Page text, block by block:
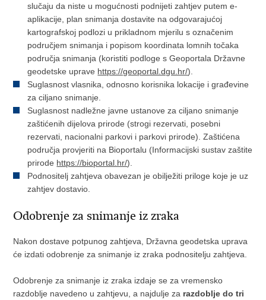
slučaju da niste u mogućnosti podnijeti zahtjev putem e-
aplikacije, plan snimanja dostavite na odgovarajućoj
kartografskoj podlozi u prikladnom mjerilu s označenim
područjem snimanja i popisom koordinata lomnih točaka
područja snimanja (koristiti podloge s Geoportala Državne
geodetske uprave https://geoportal.dgu.hr/).
Suglasnost vlasnika, odnosno korisnika lokacije i građevine
za ciljano snimanje.
Suglasnost nadležne javne ustanove za ciljano snimanje
zaštićenih dijelova prirode (strogi rezervati, posebni
rezervati, nacionalni parkovi i parkovi prirode). Zaštićena
područja provjeriti na Bioportalu (Informacijski sustav zaštite
prirode https://bioportal.hr/).
Podnositelj zahtjeva obavezan je obilježiti priloge koje je uz
zahtjev dostavio.
Odobrenje za snimanje iz zraka
Nakon dostave potpunog zahtjeva, Državna geodetska uprava
će izdati odobrenje za snimanje iz zraka podnositelju zahtjeva.
Odobrenje za snimanje iz zraka izdaje se za vremensko
razdoblje navedeno u zahtjevu, a najdulje za razdoblje do tri